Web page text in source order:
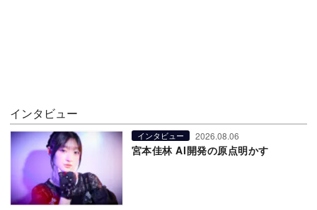
インタビュー
インタビュー 2026.08.06
宮本佳林 AI開発の原点明かす